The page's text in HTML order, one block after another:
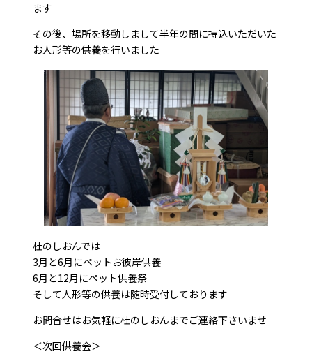
ます
その後、場所を移動しまして半年の間に持込いただいた
お人形等の供養を行いました
杜のしおんでは
3月と6月にペットお彼岸供養
6月と12月にペット供養祭
そして人形等の供養は随時受付しております
お問合せはお気軽に杜のしおんまでご連絡下さいませ
＜次回供養会＞